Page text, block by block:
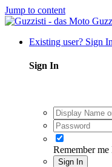
Jump to content
Existing user? Sign
Sign In
Remember me
Sign In